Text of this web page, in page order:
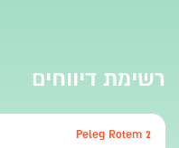
רשימת דיווחים
Peleg Rotem 2